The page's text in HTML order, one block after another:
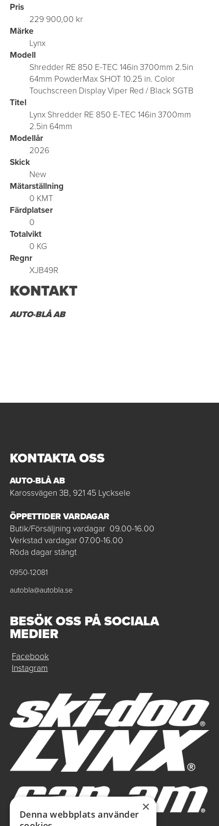
Pris
229 900,00 kr
Märke
Lynx
Modell
Shredder RE 850 E-TEC 146in 3700mm 2.5in
64mm PowderMax SHOT 10.25 in. Color
Touchscreen Display Viper Red / Black SGTB
Titel
Lynx Shredder RE 850 E-TEC 146in 3700mm
2.5in 64mm
Modellår
2026
Skick
New
Mätarställning
0 KMT
Färdplatser
0
Totalvikt
0 KG
Regnr
XJB49R
KONTAKT
AUTO-BLÅ AB
KONTAKTA OSS
AUTO-BLÅ AB
Karossvägen 3B, 921 45 Lycksele
ÖPPETTIDER VARDAGAR
Butik/Försäljning vardagar 09.00-16.00
Verkstad vardagar 07.00-16.00
Röda dagar stängt
0950-12081
autobla@autobla.se
BESÖK OSS PÅ SOCIALA
MEDIER
Facebook
Instagram
×
Denna webbplats använder